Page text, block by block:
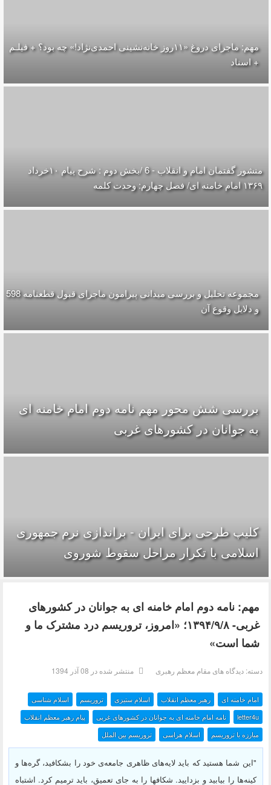
مهم: ماجرای دروغ «۱۱روز خانه‌نشینی احمدی‌نژاد!» چه بود؟ + فیلـم
+ اسناد
منشور گفتمان امام و انقلاب - 6 /بخش دوم : شرح پیام ۱۰خرداد
۱۳۶۹ امام خامنه ای/ فصل چهارم: وحدت کلمه
مجموعه تحلیل و بررسی میدانی پیرامون ماجرای قبول قطعنامه 598
و دلایل وقوع آن
بررسی شش محور مهم نامه دوم امام خامنه ای
به جوانان در کشورهای غربی
کلیپ طرحی برای ایران - براندازی نرم جمهوری
اسلامی با تکرار مراحل سقوط شوروی
مهم: نامه دوم امام خامنه ای به جوانان در کشورهای
غربی‌- ۱۳۹۴/۹/۸؛ «امروز، تروریسم درد مشترک ما و
شما است»
دسته:دیدگاه های مقام معظم رهبری منتشر شده در 08 آذر 1394
امام خامنه ای رهبر معظم انقلاب اسلام ستیزی تروریسم اسلام شناسی
تروریسم بین الملل اسلام هراسی مبارزه با تروریسم
پیام رهبر معظم انقلاب نامه امام خامنه ای به جوانان در کشورهای غربی letter4u
"این شما هستید که باید لایه‌های ظاهری جامعه‌ی خود را بشکافید، گره‌ها و
کینه‌ها را بیابید و بزدایید. شکافها را به جای تعمیق، باید ترمیم کرد. اشتباه